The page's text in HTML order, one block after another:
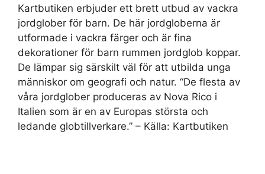
Kartbutiken erbjuder ett brett utbud av vackra
jordglober för barn. De här jordgloberna är
utformade i vackra färger och är fina
dekorationer för barn rummen jordglob koppar.
De lämpar sig särskilt väl för att utbilda unga
människor om geografi och natur. “De flesta av
våra jordglober produceras av Nova Rico i
Italien som är en av Europas största och
ledande globtillverkare.” – Källa: Kartbutiken